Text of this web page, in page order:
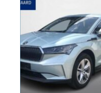
handler det ikke kun
pris, men også om ...